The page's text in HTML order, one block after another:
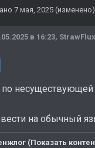
7 мая, 2025 (изменено)
в 16:23, StrawFlux
несуществующей
на обычный
(Показать